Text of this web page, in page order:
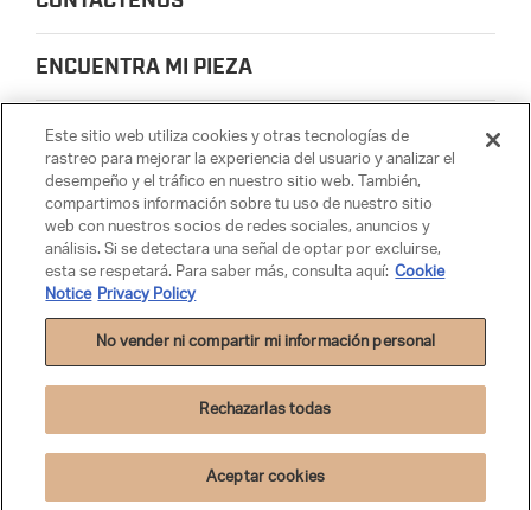
ENCUENTRA MI PIEZA
ACERCA DE NOSOTROS
PRIVACIDAD
PARTSMATTER
Términos de uso|Cookie Settings
Para restricciones y detalles completos de la contiendaverreglas oficiales.
2019 Federal-Mogul Motorparts LLC. Todos los derechos reservados.
Este sitio web utiliza cookies y otras tecnologías de
rastreo para mejorar la experiencia del usuario y analizar el
desempeño y el tráfico en nuestro sitio web. También,
compartimos información sobre tu uso de nuestro sitio
web con nuestros socios de redes sociales, anuncios y
análisis. Si se detectara una señal de optar por excluirse,
esta se respetará. Para saber más, consulta aquí: Cookie
NoticePrivacy Policy
No vender ni compartir mi información personal
Rechazarlas todas
Aceptar cookies